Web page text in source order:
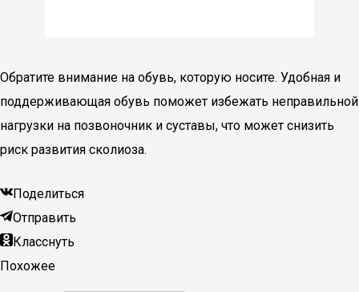
Обратите внимание на обувь, которую носите. Удобная и
поддерживающая обувь поможет избежать неправильной
нагрузки на позвоночник и суставы, что может снизить
риск развития сколиоза.
Поделиться
Отправить
Класснуть
Похожее